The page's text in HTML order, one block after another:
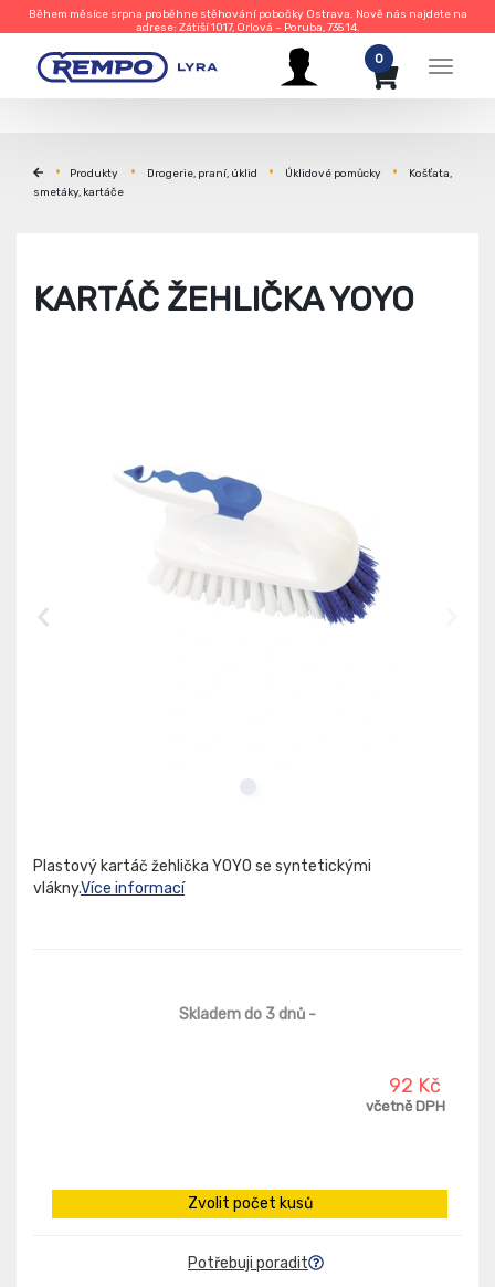
Během měsíce srpna proběhne stěhování pobočky Ostrava. Nově nás najdete na
adrese: Zátiší 1017, Orlová – Poruba, 735 14.
Menu
0
Produkty Drogerie, praní, úklid Úklidové pomůcky
Košťata,
smetáky, kartáče
KARTÁČ ŽEHLIČKA YOYO
Plastový kartáč žehlička YOYO se syntetickými
vlákny.Více informací
Skladem do 3 dnů -
92 Kč
včetně DPH
Zvolit počet kusů
Potřebuji poradit